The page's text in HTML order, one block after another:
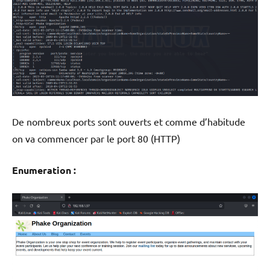
De nombreux ports sont ouverts et comme d’habitude
on va commencer par le port 80 (HTTP)
Enumeration :